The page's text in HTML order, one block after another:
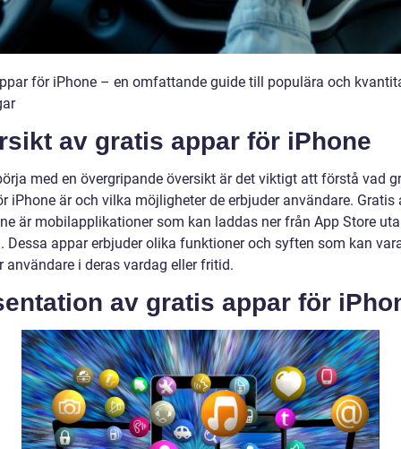
för iPhone – en omfattande guide till populära och
av gratis appar för iPhone
med en övergripande översikt är det viktigt att förstå vad
iPhone är och vilka möjligheter de erbjuder användare. Gratis
är mobilapplikationer som kan laddas ner från App Store
Dessa appar erbjuder olika funktioner och syften som kan
användare i deras vardag eller fritid.
av gratis appar för